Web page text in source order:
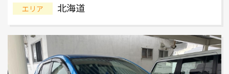
エリア 北海道